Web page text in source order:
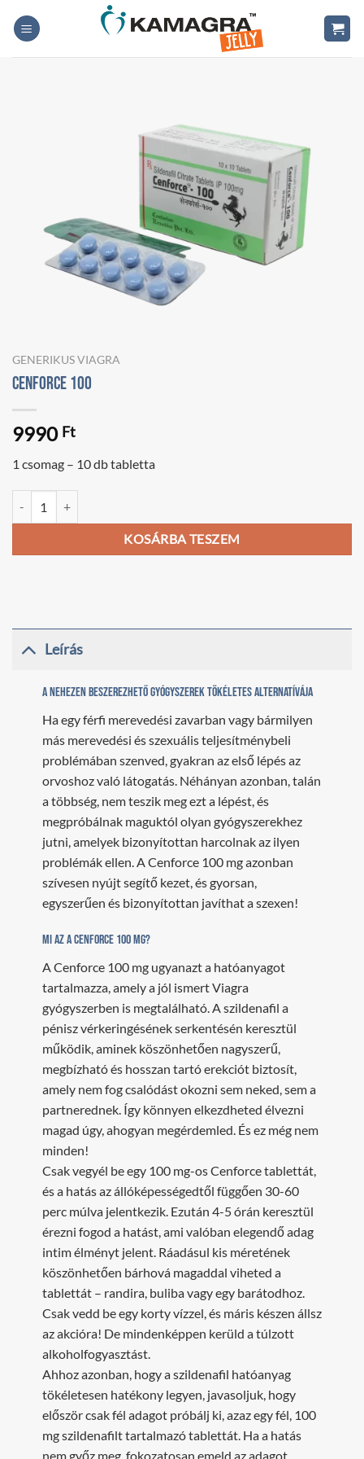
GENERIKUS VIAGRA
Cenforce 100
9990 Ft
1 csomag – 10 db tabletta
KOSÁRBA TESZEM
Leírás
A nehezen beszerezhető gyógyszerek tökéletes alternatívája
Ha egy férfi merevedési zavarban vagy bármilyen
más merevedési és szexuális teljesítménybeli
problémában szenved, gyakran az első lépés az
orvoshoz való látogatás. Néhányan azonban, talán
a többség, nem teszik meg ezt a lépést, és
megpróbálnak maguktól olyan gyógyszerekhez
jutni, amelyek bizonyítottan harcolnak az ilyen
problémák ellen. A Cenforce 100 mg azonban
szívesen nyújt segítő kezet, és gyorsan,
egyszerűen és bizonyítottan javíthat a szexen!
Mi az a Cenforce 100 mg?
A Cenforce 100 mg ugyanazt a hatóanyagot
tartalmazza, amely a jól ismert Viagra
gyógyszerben is megtalálható. A szildenafil a
pénisz vérkeringésének serkentésén keresztül
működik, aminek köszönhetően nagyszerű,
megbízható és hosszan tartó erekciót biztosít,
amely nem fog csalódást okozni sem neked, sem a
partnerednek. Így könnyen elkezdheted élvezni
magad úgy, ahogyan megérdemled. És ez még nem
minden!
Csak vegyél be egy 100 mg-os Cenforce tablettát,
és a hatás az állóképességedtől függően 30-60
perc múlva jelentkezik. Ezután 4-5 órán keresztül
érezni fogod a hatást, ami valóban elegendő adag
intim élményt jelent. Ráadásul kis méretének
köszönhetően bárhová magaddal viheted a
tablettát – randira, buliba vagy egy barátodhoz.
Csak vedd be egy korty vízzel, és máris készen állsz
az akcióra! De mindenképpen kerüld a túlzott
alkoholfogyasztást.
Ahhoz azonban, hogy a szildenafil hatóanyag
tökéletesen hatékony legyen, javasoljuk, hogy
először csak fél adagot próbálj ki, azaz egy fél, 100
mg szildenafilt tartalmazó tablettát. Ha a hatás
nem győz meg, fokozatosan emeld az adagot